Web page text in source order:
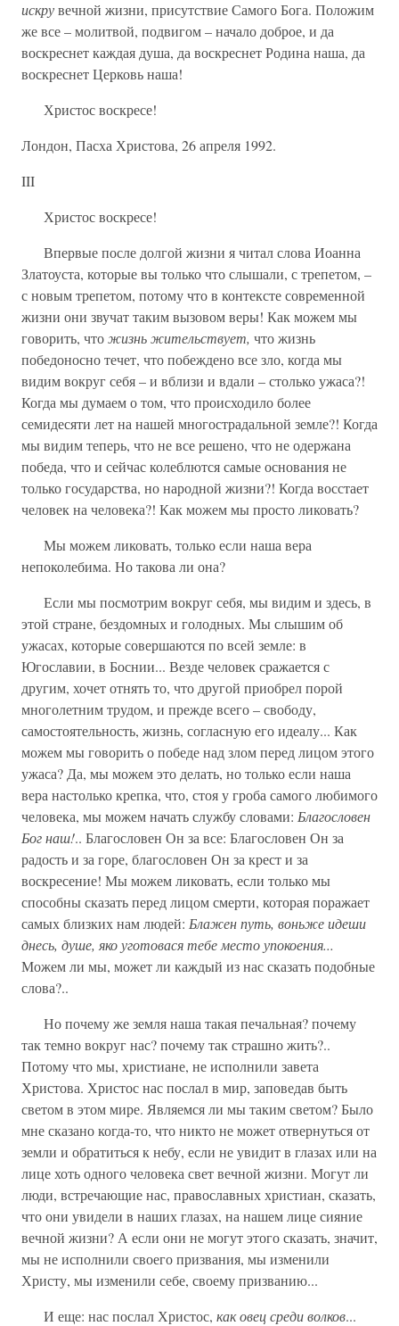
искрувечной жизни, присутствие Самого Бога. Положим
же все – молитвой, подвигом – начало доброе, и да
воскреснет каждая душа, да воскреснет Родина наша, да
воскреснет Церковь наша!
Христос воскресе!
Лондон, Пасха Христова, 26 апреля 1992.
III
Христос воскресе!
Впервые после долгой жизни я читал слова Иоанна
Златоуста, которые вы только что слышали, с трепетом, –
с новым трепетом, потому что в контексте современной
жизни они звучат таким вызовом веры! Как можем мы
говорить, чтожизнь жительствует, что жизнь
победоносно течет, что побеждено все зло, когда мы
видим вокруг себя – и вблизи и вдали – столько ужаса?!
Когда мы думаем о том, что происходило более
семидесяти лет на нашей многострадальной земле?! Когда
мы видим теперь, что не все решено, что не одержана
победа, что и сейчас колеблются самые основания не
только государства, но народной жизни?! Когда восстает
человек на человека?! Как можем мы просто ликовать?
Мы можем ликовать, только если наша вера
непоколебима. Но такова ли она?
Если мы посмотрим вокруг себя, мы видим и здесь, в
этой стране, бездомных и голодных. Мы слышим об
ужасах, которые совершаются по всей земле: в
Югославии, в Боснии... Везде человек сражается с
другим, хочет отнять то, что другой приобрел порой
многолетним трудом, и прежде всего – свободу,
самостоятельность, жизнь, согласную его идеалу... Как
можем мы говорить о победе над злом перед лицом этого
ужаса? Да, мы можем это делать, но только если наша
вера настолько крепка, что, стоя у гроба самого любимого
человека, мы можем начать службу словами: Благословен
Бог наш!.. Благословен Он за все: Благословен Он за
радость и за горе, благословен Он за крест и за
воскресение! Мы можем ликовать, если только мы
способны сказать перед лицом смерти, которая поражает
самых близких нам людей: Блажен путь, воньже идеши
днесь, душе, яко уготовася тебе место упокоения...
Можем ли мы, может ли каждый из нас сказать подобные
слова?..
Но почему же земля наша такая печальная? почему
так темно вокруг нас? почему так страшно жить?..
Потому что мы, христиане, не исполнили завета
Христова. Христос нас послал в мир, заповедав быть
светом в этом мире. Являемся ли мы таким светом? Было
мне сказано когда-то, что никто не может отвернуться от
земли и обратиться к небу, если не увидит в глазах или на
лице хоть одного человека свет вечной жизни. Могут ли
люди, встречающие нас, православных христиан, сказать,
что они увидели в наших глазах, на нашем лице сияние
вечной жизни? А если они не могут этого сказать, значит,
мы не исполнили своего призвания, мы изменили
Христу, мы изменили себе, своему призванию...
И еще: нас послал Христос, как овец среди волков...